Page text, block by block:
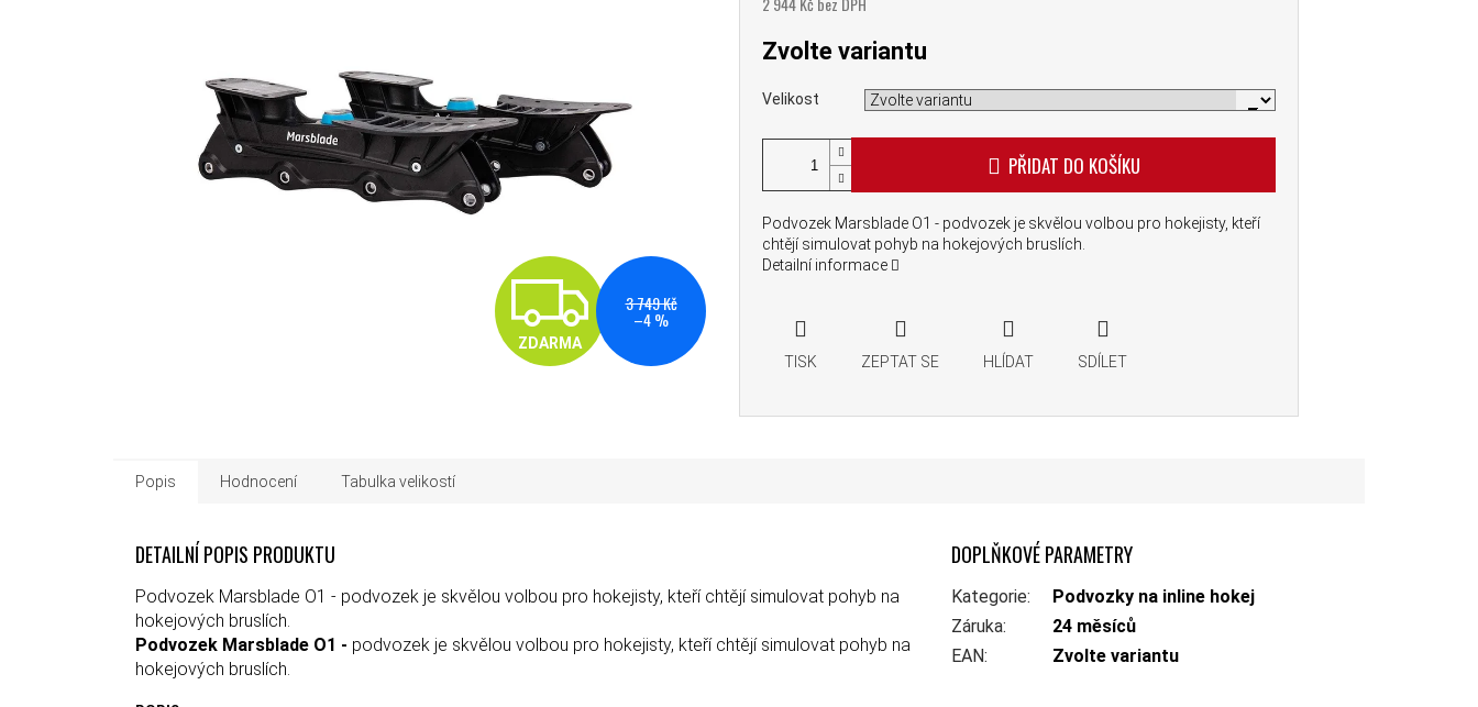
ZDARMA
ZDARMA
3 749 Kč
–4 %
Zvolte variantu
Velikost
PŘIDAT DO KOŠÍKU
Podvozek Marsblade O1 - podvozek je skvělou volbou pro hokejisty, kteří
chtějí simulovat pohyb na hokejových bruslích.
Detailní informace
TISK ZEPTAT SE HLÍDAT SDÍLET
Popis Hodnocení Tabulka velikostí
DETAILNÍ POPIS PRODUKTU
Podvozek Marsblade O1 - podvozek je skvělou volbou pro hokejisty, kteří chtějí simulovat pohyb na
hokejových bruslích.
Podvozek Marsblade O1 - podvozek je skvělou volbou pro hokejisty, kteří chtějí simulovat pohyb na
hokejových bruslích.
DOPLŇKOVÉ PARAMETRY
Kategorie:
Podvozky na inline hokej
Záruka:
24 měsíců
EAN: Zvolte variantu